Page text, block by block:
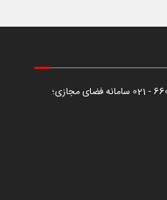
سامانه پیام گیر دفتر مرکزی تهران؛ 66014205 - 021 سامانه فضای مجازی؛